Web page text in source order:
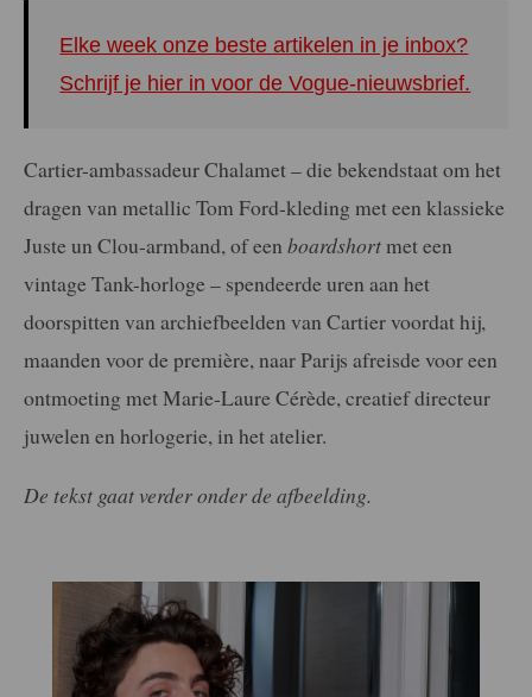
Elke week onze beste artikelen in je inbox?
Schrijf je hier in voor de Vogue-nieuwsbrief.
Cartier-ambassadeur Chalamet – die bekendstaat om het
dragen van metallic Tom Ford-kleding met een klassieke
Juste un Clou-armband, of een boardshortmet een
vintage Tank-horloge – spendeerde uren aan het
doorspitten van archiefbeelden van Cartier voordat hij,
maanden voor de première, naar Parijs afreisde voor een
ontmoeting met Marie-Laure Cérède, creatief directeur
juwelen en horlogerie, in het atelier.
De tekst gaat verder onder de afbeelding.